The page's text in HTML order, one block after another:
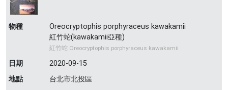
物種
Oreocryptophis porphyraceus kawakamii
紅竹蛇(kawakamii亞種)
紅竹蛇 Oreocryptophis porphyraceus kawakamii
日期
2020-09-15
地點
台北市北投區